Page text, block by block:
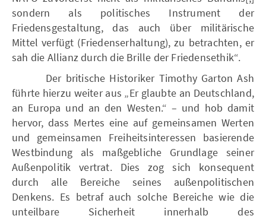
sondern als politisches Instrument der
Friedensgestaltung, das auch über militärische
Mittel verfügt (Friedenserhaltung), zu betrachten, er
sah die Allianz durch die Brille der Friedensethik“.
Der britische Historiker Timothy Garton Ash
führte hierzu weiter aus „Er glaubte an Deutschland,
an Europa und an den Westen.“ – und hob damit
hervor, dass Mertes eine auf gemeinsamen Werten
und gemeinsamen Freiheitsinteressen basierende
Westbindung als maßgebliche Grundlage seiner
Außenpolitik vertrat. Dies zog sich konsequent
durch alle Bereiche seines außenpolitischen
Denkens. Es betraf auch solche Bereiche wie die
unteilbare Sicherheit innerhalb des